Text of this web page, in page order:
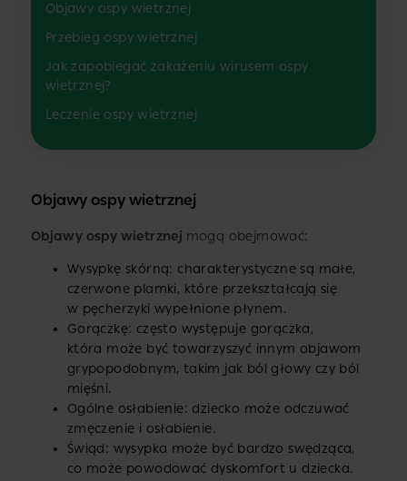
Objawy ospy wietrznej
Przebieg ospy wietrznej
Jak zapobiegać zakażeniu wirusem ospy
wietrznej?
Leczenie ospy wietrznej
Objawy ospy wietrznej
Objawy ospy wietrznej mogą obejmować:
Wysypkę skórną: charakterystyczne są małe,
czerwone plamki, które przekształcają się
w pęcherzyki wypełnione płynem.
Gorączkę: często występuje gorączka,
która może być towarzyszyć innym objawom
grypopodobnym, takim jak ból głowy czy ból
mięśni.
Ogólne osłabienie: dziecko może odczuwać
zmęczenie i osłabienie.
Świąd: wysypka może być bardzo swędząca,
co może powodować dyskomfort u dziecka.